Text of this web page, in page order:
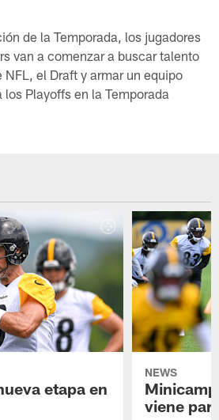
de la Temporada, los jugadores
van a comenzar a buscar talento
NFL, el Draft y armar un equipo
los Playoffs en la Temporada
etapa en
NEWS
viene